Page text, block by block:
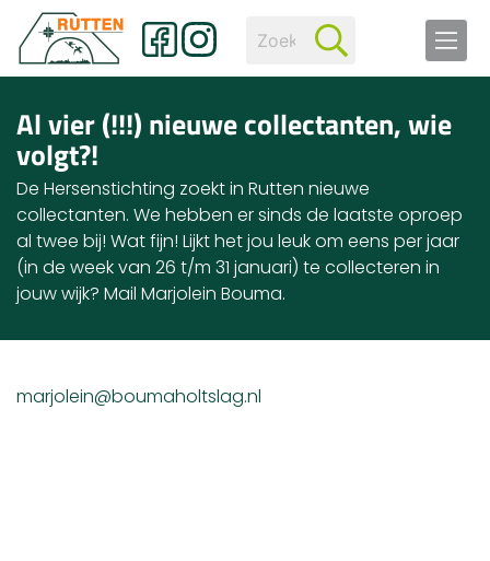
Al vier (!!!) nieuwe collectanten, wie
volgt?!
De Hersenstichting zoekt in Rutten nieuwe
collectanten. We hebben er sinds de laatste oproep
al twee bij! Wat fijn! Lijkt het jou leuk om eens per jaar
(in de week van 26 t/m 31 januari) te collecteren in
jouw wijk? Mail Marjolein Bouma.
marjolein@boumaholtslag.nl